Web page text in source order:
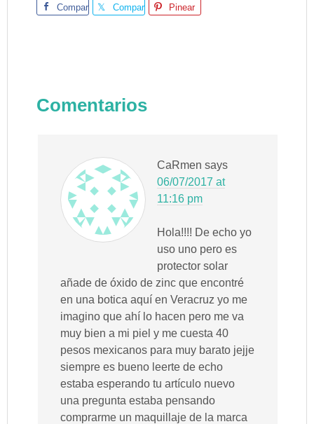
Comparte Comparte Pinear
Comentarios
CaRmen says
06/07/2017 at
11:16 pm
Hola!!!! De echo yo
uso uno pero es
protector solar
añade de óxido de zinc que encontré
en una botica aquí en Veracruz yo me
imagino que ahí lo hacen pero me va
muy bien a mi piel y me cuesta 40
pesos mexicanos para muy barato jejje
siempre es bueno leerte de echo
estaba esperando tu artículo nuevo
una pregunta estaba pensando
comprarme un maquillaje de la marca